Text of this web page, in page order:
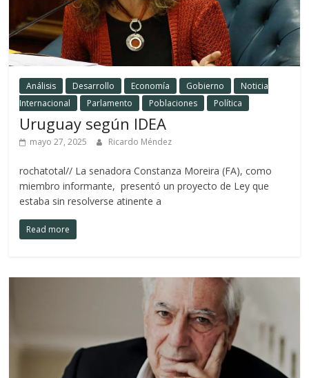
Análisis Desarrollo Economía Gobierno
Noticia
Internacional
Parlamento Poblaciones Política
Uruguay según IDEA
mayo 27, 2025 Ricardo Méndez
rochatotal// La senadora Constanza Moreira (FA), como
miembro informante, presentó un proyecto de Ley que
estaba sin resolverse atinente a
Read more